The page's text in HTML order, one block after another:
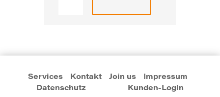
Services Kontakt Join us
Impressum
Datenschutz
Kunden-Login